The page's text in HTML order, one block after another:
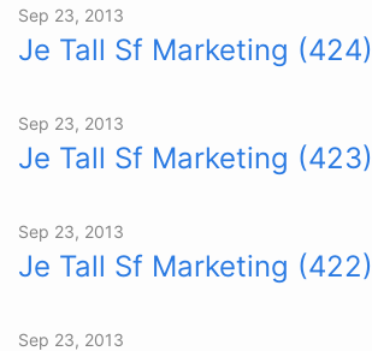
Sep 23, 2013
Je Tall Sf Marketing (424)
Sep 23, 2013
Je Tall Sf Marketing (423)
Sep 23, 2013
Je Tall Sf Marketing (422)
Sep 23, 2013